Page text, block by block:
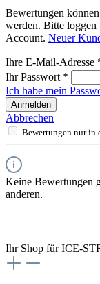
Bewertungen
werden. Bitte loggen
Account. Neuer
Ihre E-Mail-Adresse
Ihr Passwort *
Ich habe mein
Anmelden
Abbrechen
Bewertungen nur in
Keine Bewertungen
anderen.
Ihr Shop für ICE-